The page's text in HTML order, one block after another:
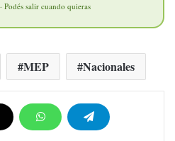
Podés salir cuando quieras
MEP Nacionales